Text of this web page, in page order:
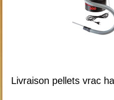
Livraison pellets vrac